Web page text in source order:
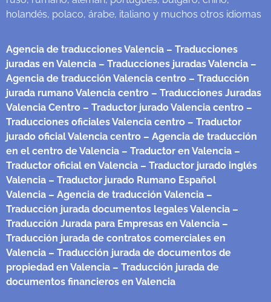
holandés, polaco, árabe, italiano y muchos otros idiomas
Agencia de traducciones Valencia – Traducciones
juradas en Valencia – Traducciones juradas Valencia –
Agencia de traducción Valencia centro – Traducción
jurada rumano Valencia centro – Traducciones Juradas
Valencia Centro – Traductor jurado Valencia centro –
Traducciones oficiales Valencia centro – Traductor
jurado oficial Valencia centro – Agencia de traducción
en el centro de Valencia – Traductor en Valencia –
Traductor oficial en Valencia – Traductor jurado inglés
Valencia – Traductor jurado Rumano Español
Valencia – Agencia de traducción Valencia –
Traducción jurada documentos legales Valencia –
Traducción Jurada para Empresas en Valencia –
Traducción jurada de contratos comerciales en
Valencia – Traducción jurada de documentos de
propiedad en Valencia – Traducción jurada de
documentos financieros en Valencia